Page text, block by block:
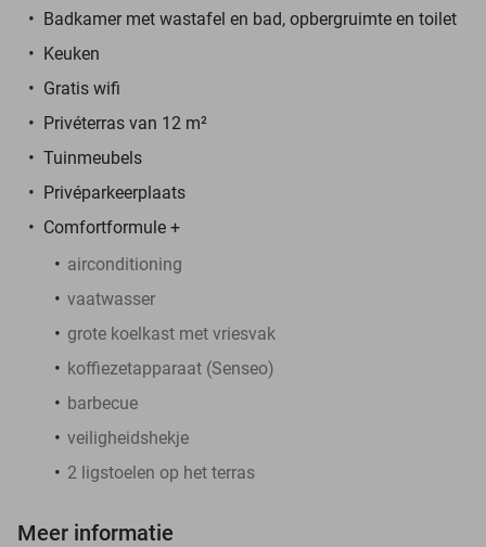
Badkamer met wastafel en bad, opbergruimte en toilet
Keuken
Gratis wifi
Privéterras van 12 m²
Tuinmeubels
Privéparkeerplaats
Comfortformule +
airconditioning
vaatwasser
grote koelkast met vriesvak
koffiezetapparaat (Senseo)
barbecue
veiligheidshekje
2 ligstoelen op het terras
Meer informatie